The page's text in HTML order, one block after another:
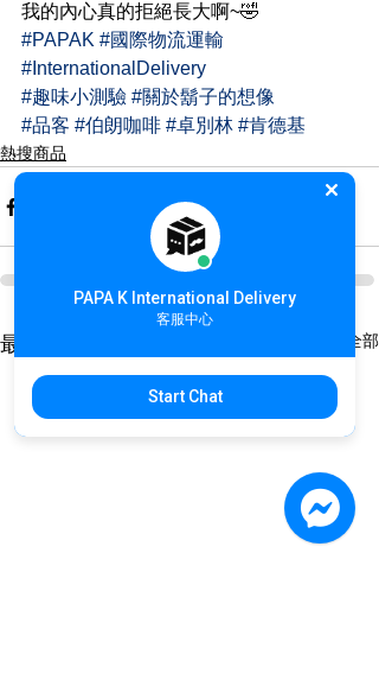
我的內心真的拒絕長大啊~🤣
#PAPAK #國際物流運輸
#InternationalDelivery
#趣味小測驗 #關於鬍子的想像
#品客 #伯朗咖啡 #卓別林 #肯德基
熱搜商品
最新文章 查看全部
PAPA K International Delivery
客服中心
Start Chat